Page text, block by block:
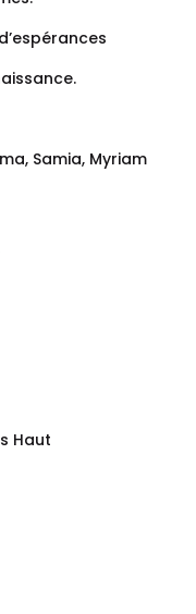
Samia, Myriam
Haut